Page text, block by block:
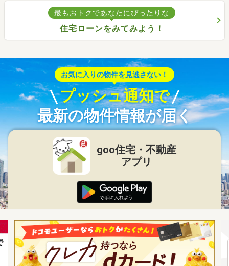
最もおトクであなたにぴったりな
住宅ローンをみてみよう！
お気に入りの物件を見逃さない！
プッシュ通知で
最新の物件情報が届く
goo住宅・不動産
アプリ